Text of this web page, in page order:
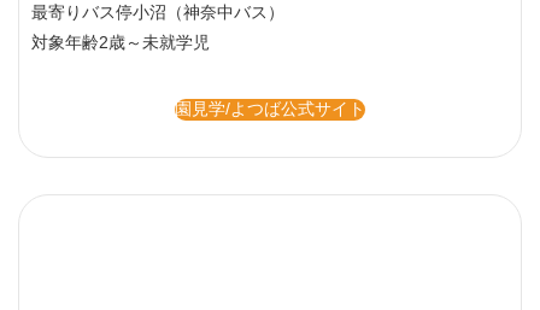
最寄りバス停小沼（神奈中バス）
対象年齢2歳～未就学児
園見学/よつば公式サイト